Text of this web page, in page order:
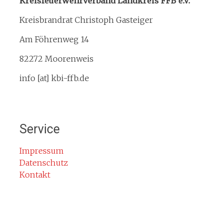
Kreisfeuerwehrverband
Kreisbrandinspektion
Service
Rauchmelder
Rettungsgasse
Gefahr durch Kohlenmonoxid
Kreisbrandrat Christoph Gasteiger
Am Föhrenweg 14
82272 Moorenweis
info [at] kbi-ffb.de
Service
Impressum
Datenschutz
Kontakt